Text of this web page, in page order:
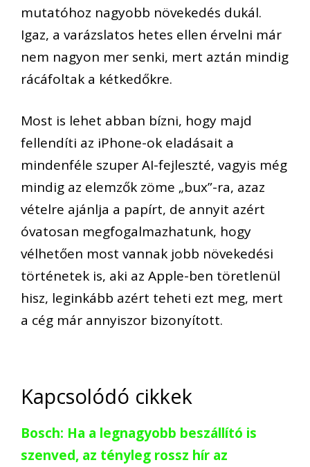
mutatóhoz nagyobb növekedés dukál.
Igaz, a varázslatos hetes ellen érvelni már
nem nagyon mer senki, mert aztán mindig
rácáfoltak a kétkedőkre.
Most is lehet abban bízni, hogy majd
fellendíti az iPhone-ok eladásait a
mindenféle szuper AI-fejleszté, vagyis még
mindig az elemzők zöme „bux”-ra, azaz
vételre ajánlja a papírt, de annyit azért
óvatosan megfogalmazhatunk, hogy
vélhetően most vannak jobb növekedési
történetek is, aki az Apple-ben töretlenül
hisz, leginkább azért teheti ezt meg, mert
a cég már annyiszor bizonyított.
Kapcsolódó cikkek
Bosch: Ha a legnagyobb beszállító is
szenved, az tényleg rossz hír az